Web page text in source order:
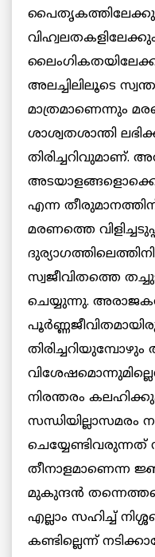
പൈതൃകത്തിലേക്കും
അലച്ചിലിലൂടെ
മാത്രമാണെന്നും
ശാശ്വതശാന്തി
എന്ന
മരണത്തെ
സ്വജീവിതത്തെ
ചെയ്യുന്നു.
തിരിച്ചറിയുമ്പോഴും
നിരന്തരം
ചെയ്യേണ്ടിവരുന്നത്
തീനാളമാണെന്ന
മുകുന്ദന്‍
എല്ലാം സഹിച്ച്
കണ്ടില്ലെന്ന്